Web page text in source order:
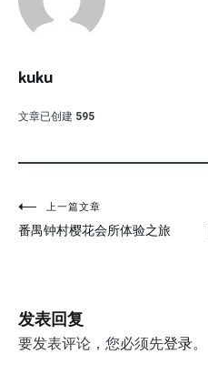
kuku
文章已创建 595
文
章
航
上一篇文章
番禺钟村樱花会所体验之旅
发表回复
要发表评论，您必须先登录。